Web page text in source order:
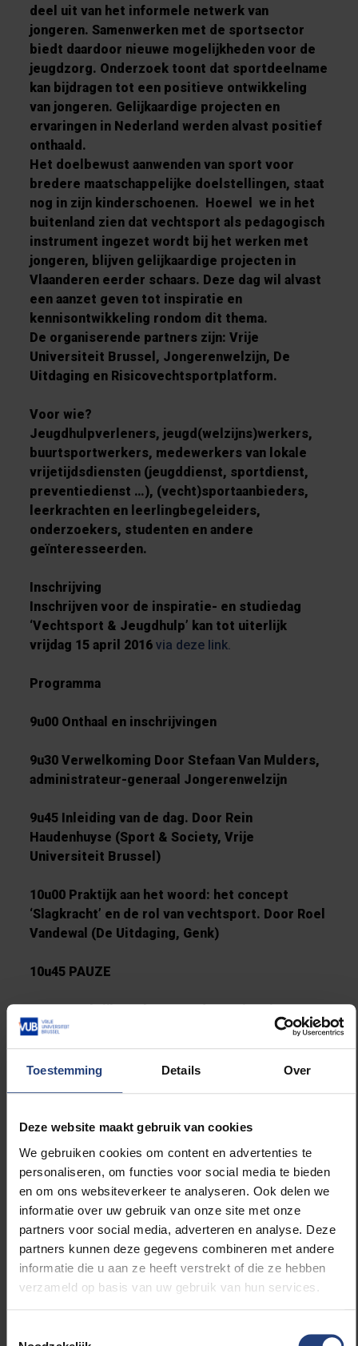
Toestemming Details Over
Deze website maakt gebruik van cookies
We gebruiken cookies om content en advertenties te
personaliseren, om functies voor social media te bieden
en om ons websiteverkeer te analyseren. Ook delen we
informatie over uw gebruik van onze site met onze
partners voor social media, adverteren en analyse. Deze
partners kunnen deze gegevens combineren met andere
informatie die u aan ze heeft verstrekt of die ze hebben
verzameld op basis van uw gebruik van hun services.
deel uit van het informele netwerk van
jongeren. Samenwerken met de sportsector
biedt daardoor nieuwe mogelijkheden voor de
jeugdzorg. Onderzoek toont dat sportdeelname
kan bijdragen tot een positieve ontwikkeling
van jongeren. Gelijkaardige projecten en
ervaringen in Nederland werden alvast positief
onthaald.
Het doelbewust aanwenden van sport voor
bredere maatschappelijke doelstellingen, staat
nog in zijn kinderschoenen. Hoewel we in het
buitenland zien dat vechtsport als pedagogisch
instrument ingezet wordt bij het werken met
jongeren, blijven gelijkaardige projecten in
Vlaanderen eerder schaars. Deze dag wil alvast
een aanzet geven tot inspiratie en
kennisontwikkeling rondom dit thema.
De organiserende partners zijn: Vrije
Universiteit Brussel, Jongerenwelzijn, De
Uitdaging en Risicovechtsportplatform.
Voor wie?
Jeugdhulpverleners, jeugd(welzijns)werkers,
buurtsportwerkers, medewerkers van lokale
vrijetijdsdiensten (jeugddienst, sportdienst,
preventiedienst …), (vecht)sportaanbieders,
leerkrachten en leerlingbegeleiders,
onderzoekers, studenten en andere
geïnteresseerden.
Inschrijving
Inschrijven voor de inspiratie- en studiedag
‘Vechtsport & Jeugdhulp’ kan tot uiterlijk
vrijdag 15 april 2016via deze link.
Programma
9u00 Onthaal en inschrijvingen
9u30 Verwelkoming Door Stefaan Van Mulders,
administrateur-generaal Jongerenwelzijn
9u45 Inleiding van de dag. Door Rein
Haudenhuyse (Sport & Society, Vrije
Universiteit Brussel)
10u00 Praktijk aan het woord: het concept
‘Slagkracht’ en de rol van vechtsport. Door Roel
Vandewal (De Uitdaging, Genk)
10u45 PAUZE
11u00Praktijk aan het woord: getuigenis over
Sport-Zorgtrajecten in Nederland. Door Nicole
van den Dries, voert het project ‘Budo in het
Bijzonder’ uit en maakt daarbij gebruik van de
11u45Sofa-interview over ‘Slagkracht op De
gemeenschapsinstelling De Kempen. Met
Abdel Wahhabi (De Uitdaging, Genk), Magda
Massoels (gemeenschapsinstelling De Kempen,
Mol) en Els Dom (Risicovechtsportplatform –